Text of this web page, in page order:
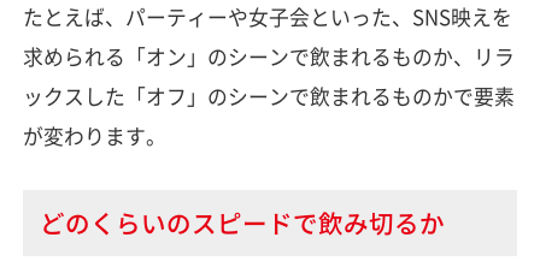
たとえば、パーティーや女子会といった、SNS映えを
求められる「オン」のシーンで飲まれるものか、リラ
ックスした「オフ」のシーンで飲まれるものかで要素
が変わります。
どのくらいのスピードで飲み切るか